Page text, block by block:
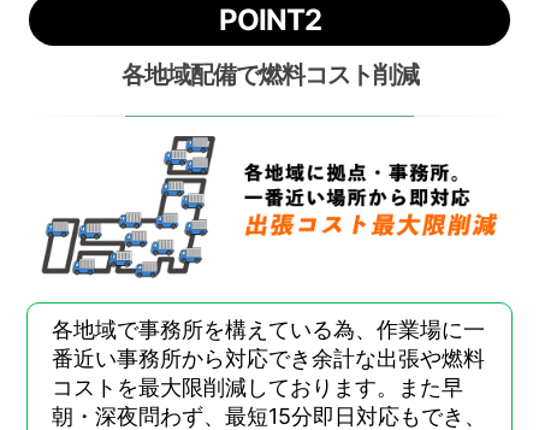
POINT2
各地域配備で燃料コスト削減
各地域で事務所を構えている為、作業場に一
番近い事務所から対応でき余計な出張や燃料
コストを最大限削減しております。また早
朝・深夜問わず、最短15分即日対応もでき、